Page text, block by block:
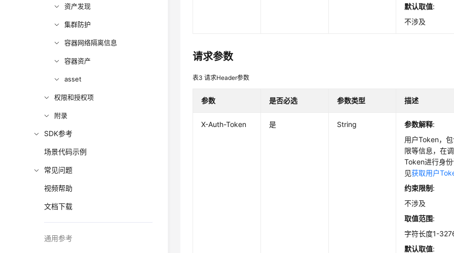
资产发现
集群防护
容器网络隔离信息
容器资产
asset
权限和授权项
附录
SDK参考
场景代码示例
常见问题
视频帮助
文档下载
通用参考
默认取值:
不涉及
请求参数
表3请求Header参数
参数 是否必选 参数类型 描述
X-Auth-Token 是 String 参数解释:
用户Token，
限等信息，在
Token进行身
见获取用户
约束限制 :
不涉及
取值范围:
字符长度1-
默认取值: